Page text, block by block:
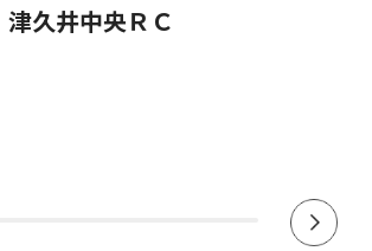
津久井中央ＲＣ